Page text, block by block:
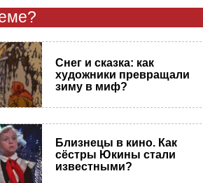
Снег и сказка: как
художники превращали
зиму в миф?
Близнецы в кино. Как
сёстры Юкины стали
известными?